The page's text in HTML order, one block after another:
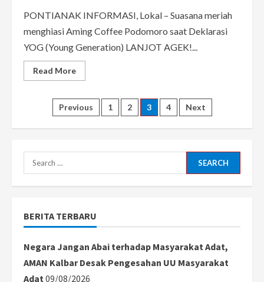
PONTIANAK INFORMASI, Lokal – Suasana meriah
menghiasi Aming Coffee Podomoro saat Deklarasi
YOG (Young Generation) LANJOT AGEK!...
Read MoreRead
more
Sutarmidji,
Begini
Suasana
Meriah
Generation
di
Aming
Posts
pagination
Previous 1 2 3 4 Next
Search
for:
BERITA TERBARU
Negara Jangan Abai terhadap Masyarakat Adat,
AMAN Kalbar Desak Pengesahan UU Masyarakat
Adat 09/08/2026